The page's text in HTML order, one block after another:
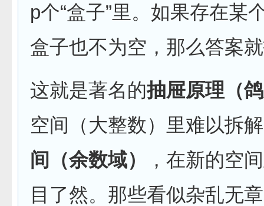
p个“盒子”里。如果存在某
盒子也不为空，那么答案
这就是著名的抽屉原理（
空间（大整数）里难以拆
间（余数域）
，在新的空
目了然。那些看似杂乱无